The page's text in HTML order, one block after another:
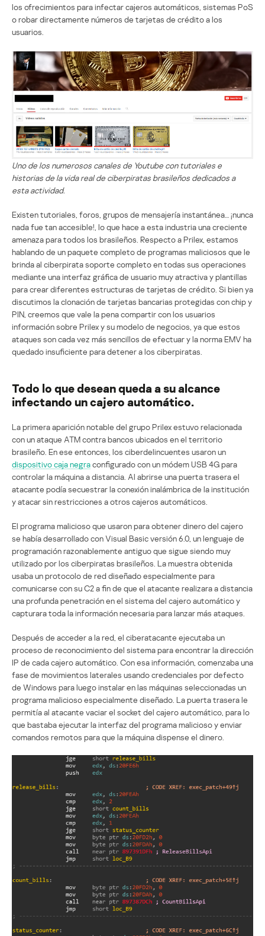
los ofrecimientos para infectar cajeros automáticos, sistemas PoS
o robar directamente números de tarjetas de crédito a los
usuarios.
Uno de los numerosos canales de Youtube con tutoriales e
historias de la vida real de ciberpiratas brasileños dedicados a
esta actividad.
Existen tutoriales, foros, grupos de mensajería instantánea… ¡nunca
nada fue tan accesible!, lo que hace a esta industria una creciente
amenaza para todos los brasileños. Respecto a Prilex, estamos
hablando de un paquete completo de programas maliciosos que le
brinda al ciberpirata soporte completo en todas sus operaciones
mediante una interfaz gráfica de usuario muy atractiva y plantillas
para crear diferentes estructuras de tarjetas de crédito. Si bien ya
discutimos la clonación de tarjetas bancarias protegidas con chip y
PIN, creemos que vale la pena compartir con los usuarios
información sobre Prilex y su modelo de negocios, ya que estos
ataques son cada vez más sencillos de efectuar y la norma EMV ha
quedado insuficiente para detener a los ciberpiratas.
Todo lo que desean queda a su alcance
infectando un cajero automático.
La primera aparición notable del grupo Prilex estuvo relacionada
con un ataque ATM contra bancos ubicados en el territorio
brasileño. En ese entonces, los ciberdelincuentes usaron un
dispositivo caja negraconfigurado con un módem USB 4G para
controlar la máquina a distancia. Al abrirse una puerta trasera el
atacante podía secuestrar la conexión inalámbrica de la institución
y atacar sin restricciones a otros cajeros automáticos.
El programa malicioso que usaron para obtener dinero del cajero
se había desarrollado con Visual Basic versión 6.0, un lenguaje de
programación razonablemente antiguo que sigue siendo muy
utilizado por los ciberpiratas brasileños. La muestra obtenida
usaba un protocolo de red diseñado especialmente para
comunicarse con su C2 a fin de que el atacante realizara a distancia
una profunda penetración en el sistema del cajero automático y
capturara toda la información necesaria para lanzar más ataques.
Después de acceder a la red, el ciberatacante ejecutaba un
proceso de reconocimiento del sistema para encontrar la dirección
IP de cada cajero automático. Con esa información, comenzaba una
fase de movimientos laterales usando credenciales por defecto
de Windows para luego instalar en las máquinas seleccionadas un
programa malicioso especialmente diseñado. La puerta trasera le
permitía al atacante vaciar el socket del cajero automático, para lo
que bastaba ejecutar la interfaz del programa malicioso y enviar
comandos remotos para que la máquina dispense el dinero.